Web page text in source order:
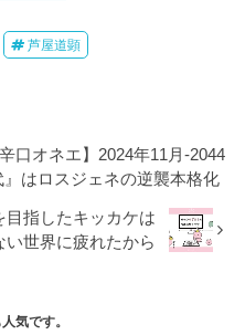
芦屋道顕
口オネエ】2024年11月-2044
はロスジェネの逆襲本格化
目指したキッカケは
世界に疲れたから
気です。